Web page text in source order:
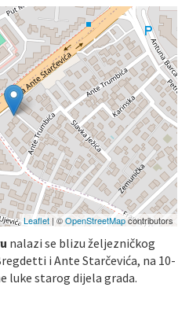
Leaflet | ©OpenStreetMapcontributors
nalazi se blizu željezničkog
i Ante Starčevića, na 10-
luke starog dijela grada.